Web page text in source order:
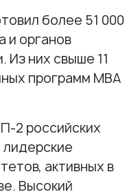
более 51 000
и органов
Из них свыше 11
программ МВА
2 российских
активных в
Высокий